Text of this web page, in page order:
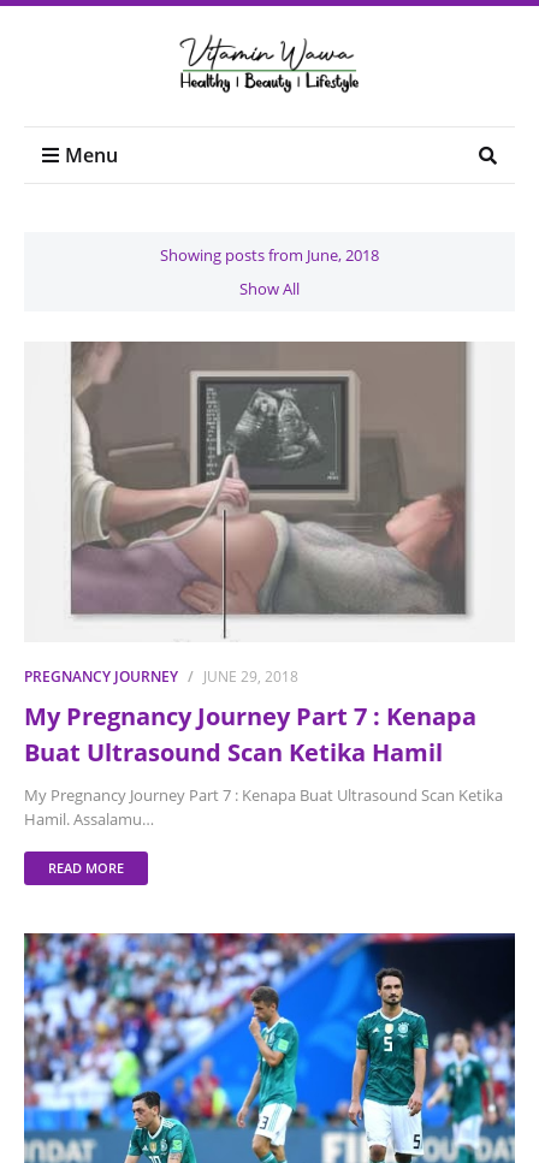
Menu
Showing posts from June, 2018
Show All
PREGNANCY JOURNEY JUNE 29, 2018
My Pregnancy Journey Part 7 : Kenapa
Buat Ultrasound Scan Ketika Hamil
My Pregnancy Journey Part 7 : Kenapa Buat Ultrasound Scan Ketika
Hamil. Assalamu…
READ MORE